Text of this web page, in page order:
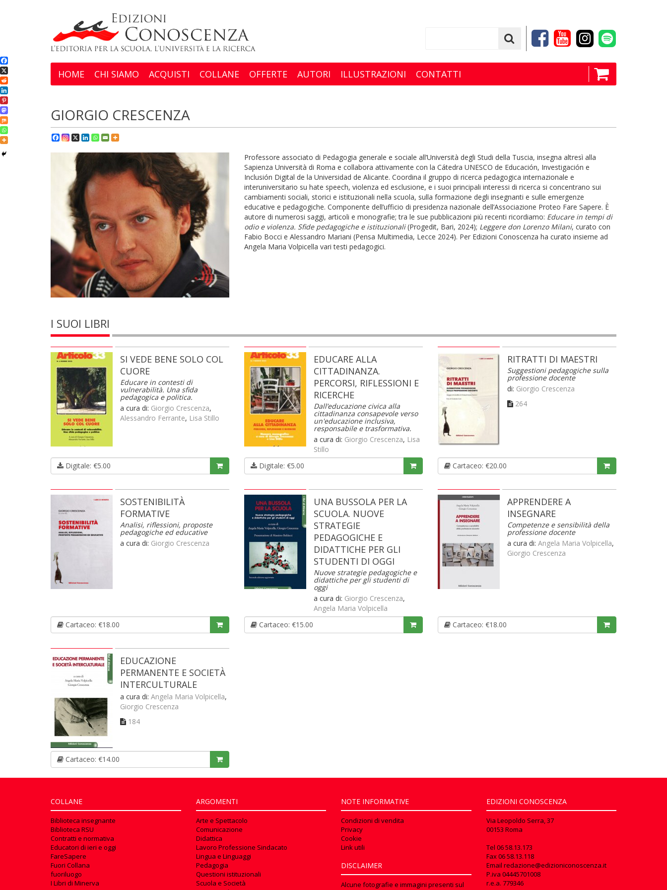
HOME CHI SIAMO ACQUISTI COLLANE OFFERTE AUTORI ILLUSTRAZIONI CONTATTI
GIORGIO CRESCENZA
Professore associato di Pedagogia generale e sociale all’Università degli Studi della Tuscia, insegna altresì alla
Sapienza Università di Roma e collabora attivamente con la Cátedra UNESCO de Educación, Investigación e
Inclusión Digital de la Universidad de Alicante. Coordina il gruppo di ricerca pedagogica internazionale e
interuniversitario su hate speech, violenza ed esclusione, e i suoi principali interessi di ricerca si concentrano sui
cambiamenti sociali, storici e istituzionali nella scuola, sulla formazione degli insegnanti e sulle emergenze
educative e pedagogiche. Componente dell’ufficio di presidenza nazionale dell’Associazione Proteo Fare Sapere. È
autore di numerosi saggi, articoli e monografie; tra le sue pubblicazioni più recenti ricordiamo: Educare in tempi di
odio e violenza. Sfide pedagogiche e istituzionali(Progedit, Bari, 2024); Leggere don Lorenzo Milani, curato con
Fabio Bocci e Alessandro Mariani (Pensa Multimedia, Lecce 2024). Per Edizioni Conoscenza ha curato insieme ad
Angela Maria Volpicella vari testi pedagogici.
I SUOI LIBRI
SI VEDE BENE SOLO COL
CUORE
Educare in contesti di
vulnerabilità. Una sfida
pedagogica e politica.
a cura di: Giorgio Crescenza,
Alessandro Ferrante, Lisa Stillo
Digitale: €5.00
EDUCARE ALLA
CITTADINANZA.
PERCORSI, RIFLESSIONI E
RICERCHE
Dall’educazione civica alla
cittadinanza consapevole verso
un'educazione inclusiva,
responsabile e trasformativa.
a cura di: Giorgio Crescenza, Lisa
Stillo
Digitale: €5.00
RITRATTI DI MAESTRI
Suggestioni pedagogiche sulla
professione docente
di: Giorgio Crescenza
264
Cartaceo: €20.00
SOSTENIBILITÀ
FORMATIVE
Analisi, riflessioni, proposte
pedagogiche ed educative
a cura di: Giorgio Crescenza
Cartaceo: €18.00
UNA BUSSOLA PER LA
SCUOLA. NUOVE
STRATEGIE
PEDAGOGICHE E
DIDATTICHE PER GLI
STUDENTI DI OGGI
Nuove strategie pedagogiche e
didattiche per gli studenti di
oggi
a cura di: Giorgio Crescenza,
Angela Maria Volpicella
Cartaceo: €15.00
APPRENDERE A
INSEGNARE
Competenze e sensibilità della
professione docente
a cura di: Angela Maria Volpicella,
Giorgio Crescenza
Cartaceo: €18.00
EDUCAZIONE
PERMANENTE E SOCIETÀ
INTERCULTURALE
a cura di: Angela Maria Volpicella,
Giorgio Crescenza
184
Cartaceo: €14.00
COLLANE
Biblioteca insegnante
Biblioteca RSU
Contratti e normativa
Educatori di ieri e oggi
FareSapere
Fuori Collana
fuoriluogo
I Libri di Minerva
ARGOMENTI
Arte e Spettacolo
Comunicazione
Didattica
Lavoro Professione Sindacato
Lingua e Linguaggi
Pedagogia
Questioni istituzionali
Scuola e Società
NOTE INFORMATIVE
Condizioni di vendita
Privacy
Cookie
Link utili
DISCLAIMER
Alcune fotografie e immagini presenti sul
EDIZIONI CONOSCENZA
Via Leopoldo Serra, 37
00153 Roma
Tel 06 58.13.173
Fax06 58.13.118
Email redazione@edizioniconoscenza.it
P.iva 04445701008
r.e.a. 779346